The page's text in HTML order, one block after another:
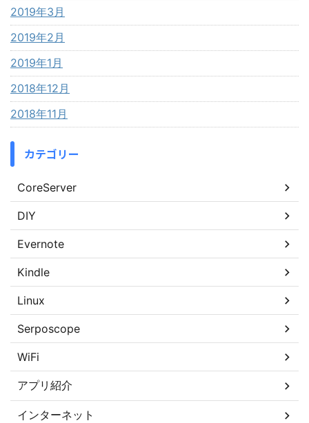
2019年3月
2019年2月
2019年1月
2018年12月
2018年11月
カテゴリー
CoreServer
DIY
Evernote
Kindle
Linux
Serposcope
WiFi
アプリ紹介
インターネット